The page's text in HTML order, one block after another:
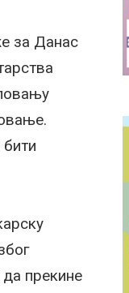
за Данас
прекине